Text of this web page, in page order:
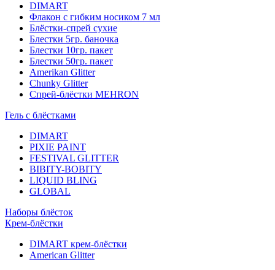
DIMART
Флакон с гибким носиком 7 мл
Блёстки-спрей сухие
Блестки 5гр. баночка
Блестки 10гр. пакет
Блестки 50гр. пакет
Amerikan Glitter
Chunky Glitter
Спрей-блёстки MEHRON
Гель с блёстками
DIMART
PIXIE PAINT
FESTIVAL GLITTER
BIBITY-BOBITY
LIQUID BLING
GLOBAL
Наборы блёсток
Крем-блёстки
DIMART крем-блёстки
American Glitter